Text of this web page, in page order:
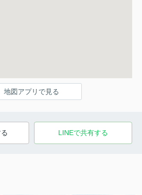
地図アプリで見る
LINEで共有する